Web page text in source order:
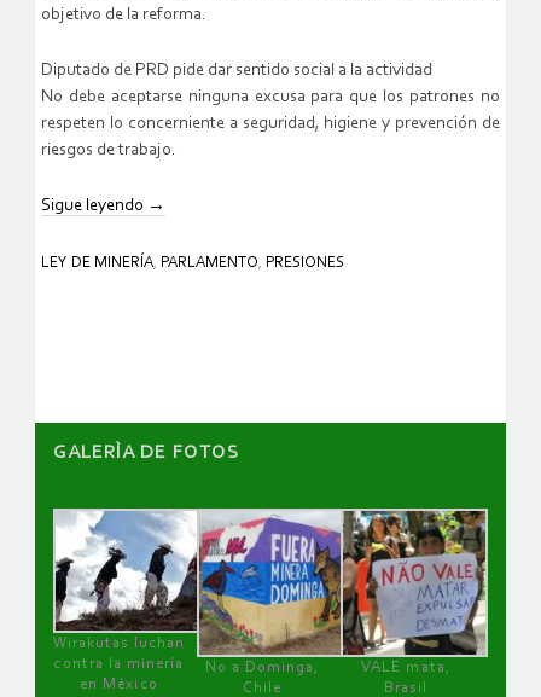
objetivo de la reforma.
Diputado de PRD pide dar sentido social a la actividad
No debe aceptarse ninguna excusa para que los patrones no
respeten lo concerniente a seguridad, higiene y prevención de
riesgos de trabajo.
Sigue leyendo →
LEY DE MINERÍA, PARLAMENTO, PRESIONES
GALERÌA DE FOTOS
Wirakutas luchan
contra la minería
en México
No a Dominga,
Chile
VALE mata,
Brasil